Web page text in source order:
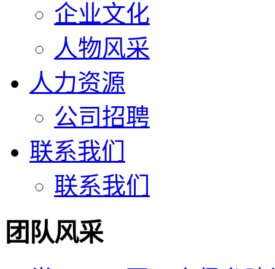
企业文化
人物风采
人力资源
公司招聘
联系我们
联系我们
团队风采